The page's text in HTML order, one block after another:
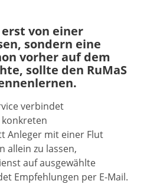
von einer
sondern eine
vorher auf dem
sollte den RuMaS
verbindet
Anleger mit einer Flut
allein zu lassen,
auf ausgewählte
Empfehlungen per E-Mail.